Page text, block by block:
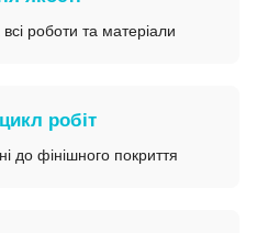
роботи та матеріали
робіт
до фінішного покриття